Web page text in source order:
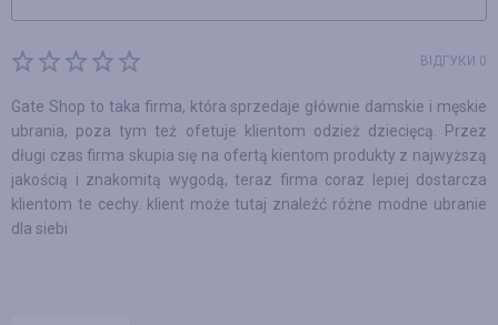
ВІДГУКИ 0
Gate Shop to taka firma, która sprzedaje głównie damskie i męskie
ubrania, poza tym też ofetuje klientom odzież dziecięcą. Przez
długi czas firma skupia się na ofertą kientom produkty z najwyższą
jakością i znakomitą wygodą, teraz firma coraz lepiej dostarcza
klientom te cechy. klient może tutaj znaleźć różne modne ubranie
dla siebi